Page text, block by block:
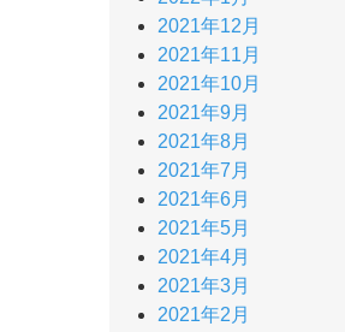
2021年12月
2021年11月
2021年10月
2021年9月
2021年8月
2021年7月
2021年6月
2021年5月
2021年4月
2021年3月
2021年2月